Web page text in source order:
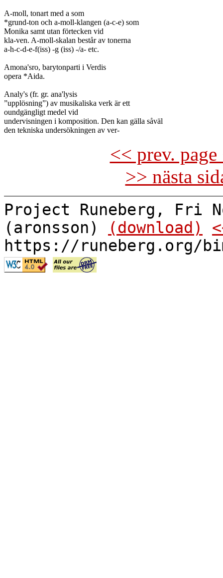
A-moll, tonart med a som
*grund-ton och a-moll-klangen (a-c-e) som
Monika samt utan förtecken vid
kla-ven. A-moll-skalan består av tonerna
a-h-c-d-e-f(iss) -g (iss) -/a- etc.
Amona'sro, barytonparti i Verdis
opera *Aida.
Analy's (fr. gr. ana'lysis
”upplösning”) av musikaliska verk är ett
oundgängligt medel vid
undervisningen i komposition. Den kan gälla såväl
<< prev.
>> nästa
Project Runeberg, Fri
(aronsson)
(download)
https://runeberg.org/